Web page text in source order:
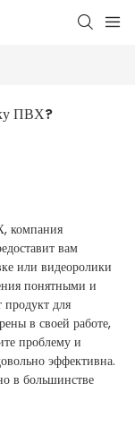
ПВХ?
компания
вам
или видеоролики
понятными и
для
в своей работе,
проблему и
эффективна.
в большинстве